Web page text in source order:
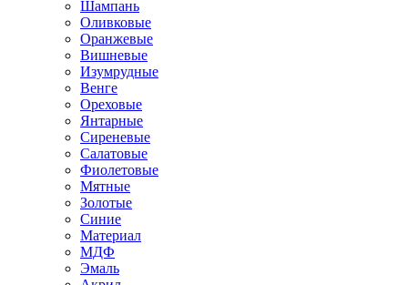
Шампань
Оливковые
Оранжевые
Вишневые
Изумрудные
Венге
Ореховые
Янтарные
Сиреневые
Салатовые
Фиолетовые
Мятные
Золотые
Синие
Материал
МДФ
Эмаль